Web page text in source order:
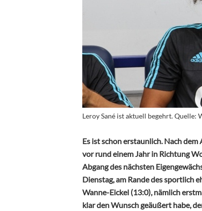
Leroy Sané ist aktuell begehrt. Quelle:
Es ist schon erstaunlich. Nach
vor rund einem Jahr in Richtung
Abgang des nächsten
Dienstag, am Rande des sportlich
Wanne-Eickel (13:0), nämlich
klar den Wunsch geäußert habe,